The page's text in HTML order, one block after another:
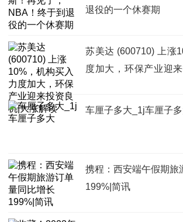
退役的一个休赛期
苏美达 (600710) 上涨
度加大，环保产业迎
车厘子多大_1j车厘子
携程：西安端午假期旅
199%|简讯